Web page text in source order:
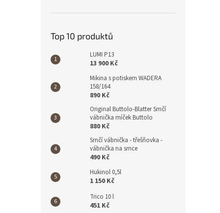
Top 10 produktů
LUMI P13
13 900 Kč
Mikina s potiskem WADERA
158/164
890 Kč
Original Buttolo-Blatter Srnčí
vábnička míček Buttolo
880 Kč
Srnčí vábnička - třešňovka -
vábnička na srnce
490 Kč
Hukinol 0,5l
1 150 Kč
Trico 10 l
451 Kč